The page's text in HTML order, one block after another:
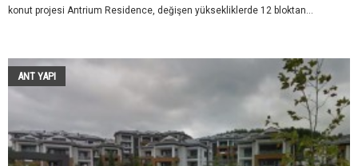
konut projesi Antrium Residence, değişen yüksekliklerde 12 bloktan...
ANT YAPI